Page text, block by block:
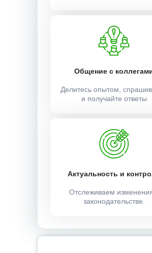
Общение с
Делитесь опытом,
и получайте ответы
Актуальность и
Отслеживаем
законодательстве.